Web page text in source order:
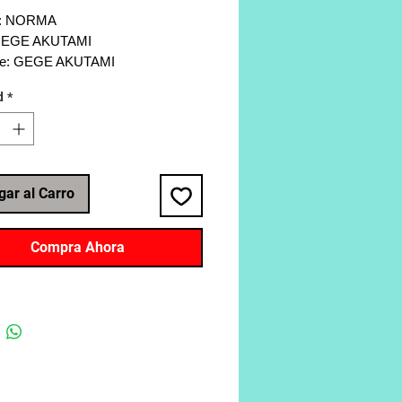
NORMA
AKUTAMI
GEGE AKUTAMI
*
al Carro
Compra Ahora